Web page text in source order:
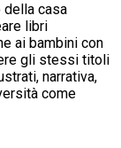
della casa
libri
ai bambini con
gli stessi titoli
narrativa,
come